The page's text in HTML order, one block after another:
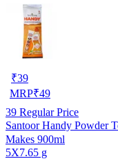
₹39
MRP₹49
39 Regular Price
Santoor Handy Powder
Makes 900ml
5X7.65 g